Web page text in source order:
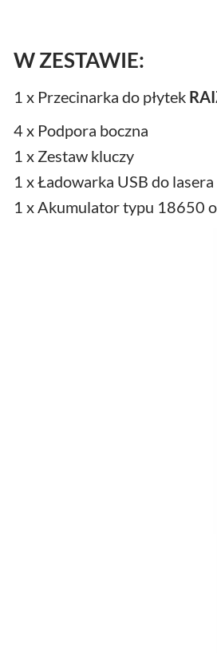
W ZESTAWIE:
1 x Przecinarka do płytek
4 x Podpora boczna
1 x Zestaw kluczy
1 x Ładowarka USB do lasera
1 x Akumulator typu 18650